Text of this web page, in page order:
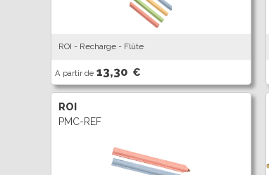
ROI - Recharge - Flûte
A partir de 13,30 €
ROI
PMC-REF